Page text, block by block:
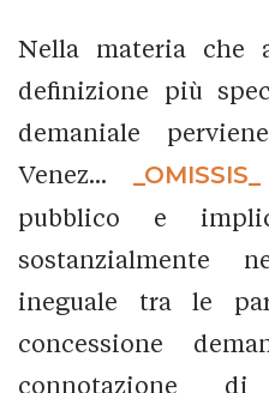
Nella materia che
definizione più
demaniale
Venez...
_OMISSIS_
pubblico e
sostanzialmente
ineguale tra le
concessione
connotazione